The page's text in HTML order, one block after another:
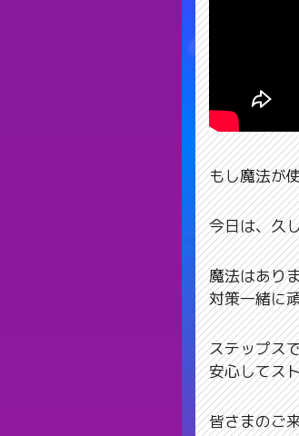
もし魔法が
今日は、久
魔法はあり
対策一緒に
ステップス
安心してス
皆さまのご